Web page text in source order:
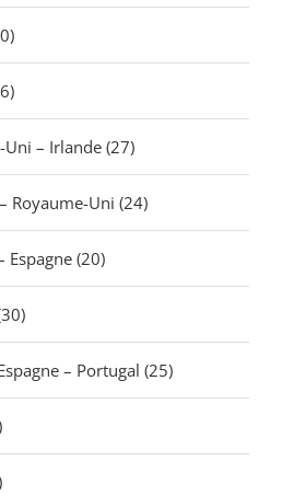
– Irlande (27)
Royaume-Uni (24)
Espagne (20)
– Portugal (25)